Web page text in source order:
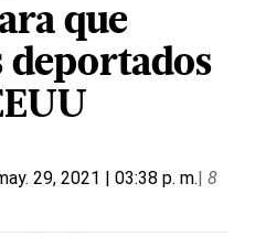
que
29, 2021 | 03:38 p. m.| 8